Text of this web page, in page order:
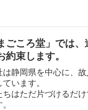
ごころ堂」では
約束します。
は静岡県を中心に、
います。
ちはただ片づけるだ